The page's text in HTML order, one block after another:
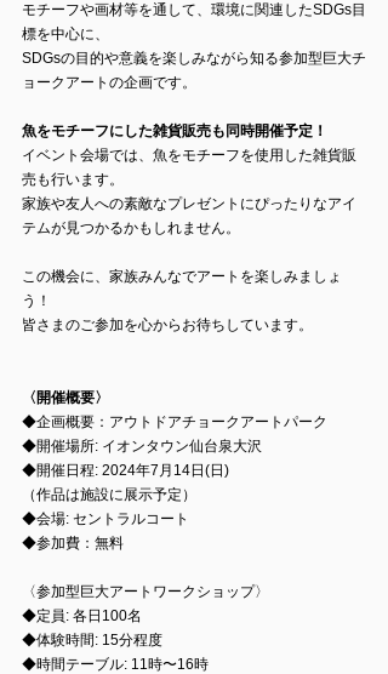
モチーフや画材等を通して、環境に関連したSDGs目
標を中心に、
SDGsの目的や意義を楽しみながら知る参加型巨大チ
ョークアートの企画です。
魚をモチーフにした雑貨販売も同時開催予定！
イベント会場では、魚をモチーフを使用した雑貨販
売も行います。
家族や友人への素敵なプレゼントにぴったりなアイ
テムが見つかるかもしれません。
この機会に、家族みんなでアートを楽しみましょ
う！
皆さまのご参加を心からお待ちしています。
〈開催概要〉
◆企画概要：アウトドアチョークアートパーク
◆開催場所: イオンタウン仙台泉大沢
◆開催日程: 2024年7月14日(日)
（作品は施設に展示予定）
◆会場: セントラルコート
◆参加費：無料
〈参加型巨大アートワークショップ〉
◆定員: 各日100名
◆体験時間: 15分程度
◆時間テーブル: 11時〜16時